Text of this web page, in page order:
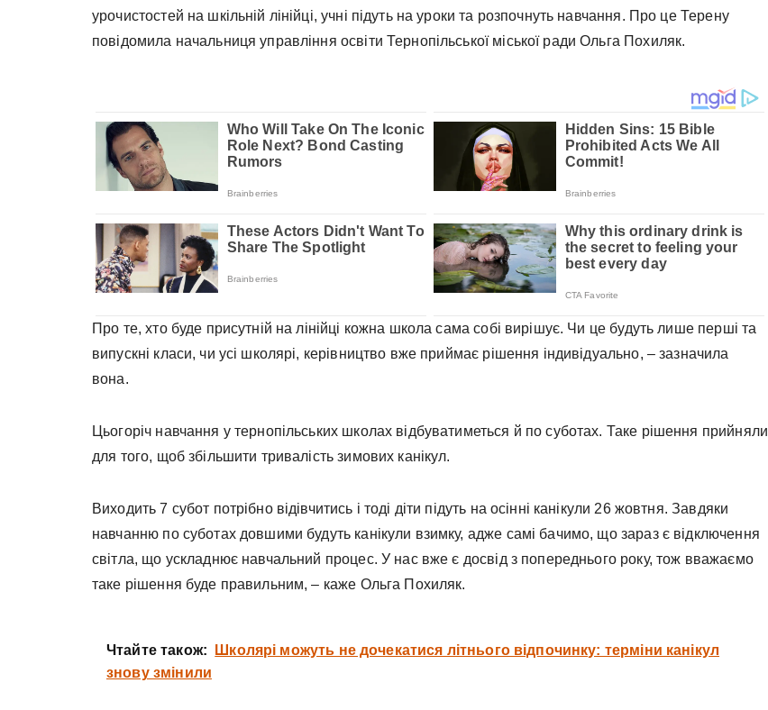
урочистостей на шкільній лінійці, учні підуть на уроки та розпочнуть навчання. Про це Терену
повідомила начальниця управління освіти Тернопільської міської ради Ольга Похиляк.
Про те, хто буде присутній на лінійці кожна школа сама собі вирішує. Чи це будуть лише перші та
випускні класи, чи усі школярі, керівництво вже приймає рішення індивідуально, – зазначила
вона.
Цьогоріч навчання у тернопільських школах відбуватиметься й по суботах. Таке рішення прийняли
для того, щоб збільшити тривалість зимових канікул.
Виходить 7 субот потрібно відівчитись і тоді діти підуть на осінні канікули 26 жовтня. Завдяки
навчанню по суботах довшими будуть канікули взимку, адже самі бачимо, що зараз є відключення
світла, що ускладнює навчальний процес. У нас вже є досвід з попереднього року, тож вважаємо
таке рішення буде правильним, – каже Ольга Похиляк.
Чтайте також:
Школярі можуть не дочекатися літнього відпочинку: терміни канікул
знову змінили